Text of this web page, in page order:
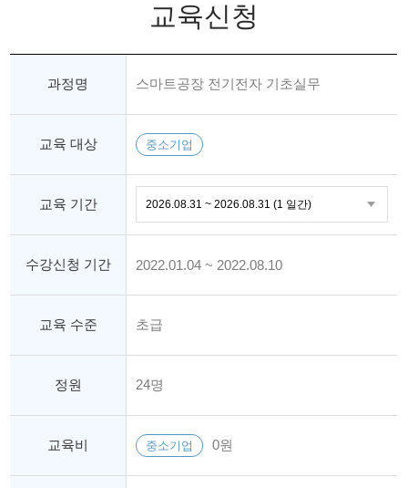
교육신청
과정명 스마트공장 전기전자 기초실무
교육 대상 중소기업
교육 기간
수강신청 기간 2022.01.04 ~ 2022.08.10
교육 수준 초급
정원 24명
교육비 중소기업 0원